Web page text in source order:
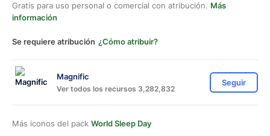
Gratis para uso personal o comercial con atribución. Más
información
Se requiere atribución ¿Cómo atribuir?
Magnific
Ver todos los recursos 3,282,832
Seguir
Más iconos del pack World Sleep Day